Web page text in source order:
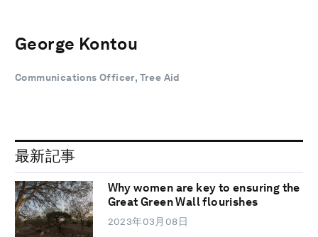
George Kontou
Communications Officer, Tree Aid
最新記事
Why women are key to ensuring the
Great Green Wall flourishes
2023年03月08日